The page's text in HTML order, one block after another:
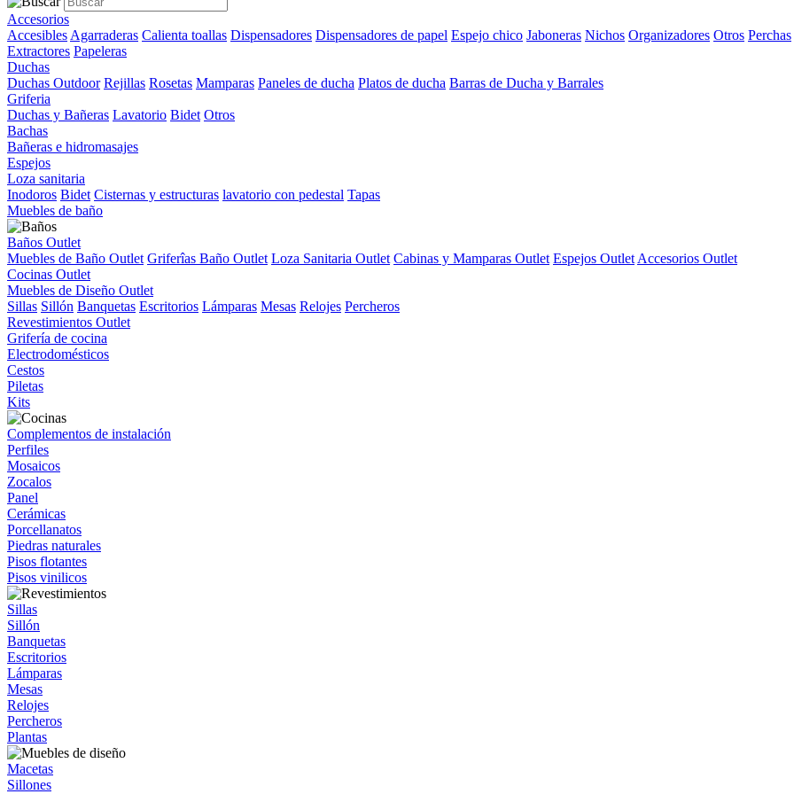
Accesorios
Accesibles Agarraderas Calienta toallas Dispensadores Dispensadores de papel Espejo chico Jaboneras Nichos Organizadores Otros Perchas
Extractores Papeleras
Duchas
Duchas Outdoor Rejillas Rosetas Mamparas Paneles de ducha Platos de ducha Barras de Ducha y Barrales
Griferia
Duchas y Bañeras Lavatorio Bidet Otros
Bachas
Bañeras e hidromasajes
Espejos
Loza sanitaria
Inodoros Bidet Cisternas y estructuras lavatorio con pedestal Tapas
Muebles de baño
Baños Outlet
Muebles de Baño Outlet Griferîas Baño Outlet Loza Sanitaria Outlet Cabinas y Mamparas Outlet Espejos Outlet Accesorios Outlet
Cocinas Outlet
Muebles de Diseño Outlet
Sillas Sillón Banquetas Escritorios Lámparas Mesas Relojes Percheros
Revestimientos Outlet
Grifería de cocina
Electrodomésticos
Cestos
Piletas
Kits
Complementos de instalación
Perfiles
Mosaicos
Zocalos
Panel
Cerámicas
Porcellanatos
Piedras naturales
Pisos flotantes
Pisos vinilicos
Sillas
Sillón
Banquetas
Escritorios
Lámparas
Mesas
Relojes
Percheros
Plantas
Macetas
Sillones